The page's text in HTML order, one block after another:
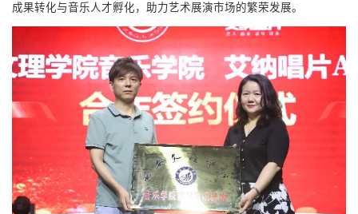
成果转化与音乐人才孵化，助力艺术展演市场的繁荣发展。